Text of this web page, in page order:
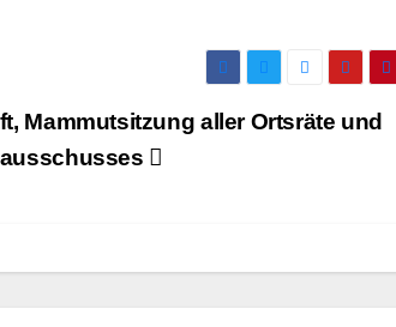
Mammutsitzung aller Ortsräte und